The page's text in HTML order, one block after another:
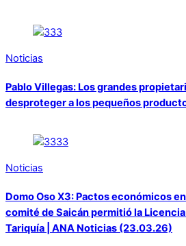
Noticias
Pablo Villegas: Los grandes
desproteger a los pequeños
Noticias
Domo Oso X3: Pactos económicos
comité de Saicán permitió la
Tariquía | ANA Noticias (23.03.26)